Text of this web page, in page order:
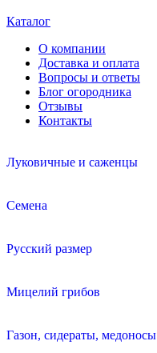
Каталог
О компании
Доставка и оплата
Вопросы и ответы
Блог огородника
Отзывы
Контакты
Луковичные и саженцы
Семена
Русский размер
Мицелий грибов
Газон, сидераты, медоносы